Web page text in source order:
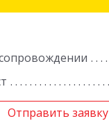
Отправить заявку
Отправить заявку